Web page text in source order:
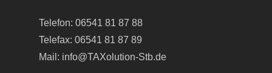
Telefon: 06541 81 87 88
Telefax: 06541 81 87 89
Mail: info@TAXolution-Stb.de